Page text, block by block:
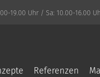
19.00 Uhr / Sa: 10.00-16.00
Referenzen